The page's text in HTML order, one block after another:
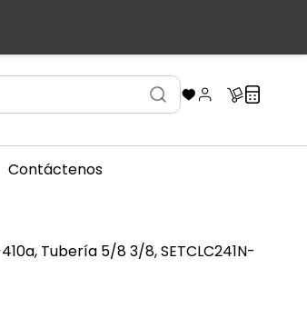
Contáctenos
Tubería 5/8 3/8, SETCLC241N-